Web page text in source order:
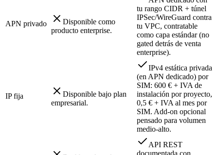
APN privado
Disponible como
producto enterprise.
tu rango CIDR + túnel
IPSec/WireGuard contra
tu VPC, contratable
como capa estándar (no
gated detrás de venta
enterprise).
IP fija
Disponible bajo plan
empresarial.
IPv4 estática privada
(en APN dedicado) por
SIM: 600 € + IVA de
instalación por proyecto,
0,5 € + IVA al mes por
SIM. Add-on opcional
pensado para volumen
medio-alto.
API REST